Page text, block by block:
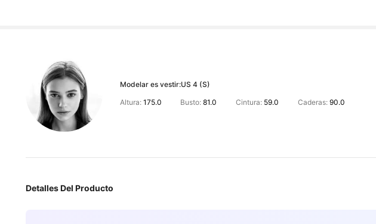
Modelar es vestir:US 4 (S)
Altura: 175.0 Busto:81.0 Cintura: 59.0 Caderas: 90.0
Detalles Del Producto